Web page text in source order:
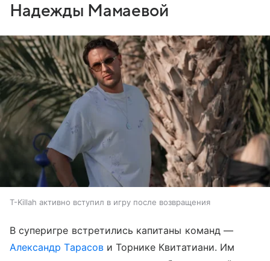
Надежды Мамаевой
T-Killah активно вступил в игру после возвращения
В суперигре встретились капитаны команд —
Александр Тарасови Торнике Квитатиани. Им